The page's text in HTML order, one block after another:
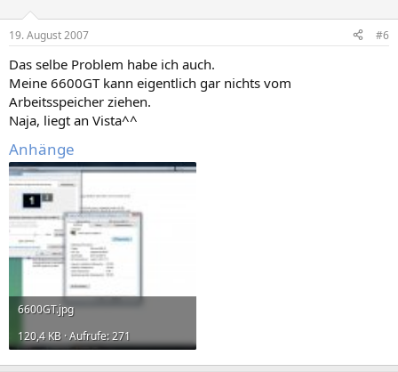
19. August 2007 #6
Das selbe Problem habe ich auch.
Meine 6600GT kann eigentlich gar nichts vom
Arbeitsspeicher ziehen.
Naja, liegt an Vista^^
Anhänge
6600GT.jpg
120,4 KB · Aufrufe: 271